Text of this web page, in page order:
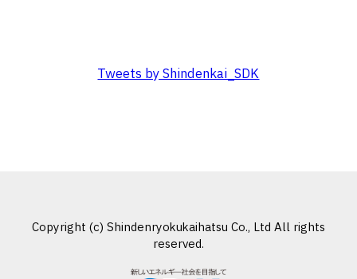
Tweets by Shindenkai_SDK
Copyright (c) Shindenryokukaihatsu Co., Ltd All rights
reserved.